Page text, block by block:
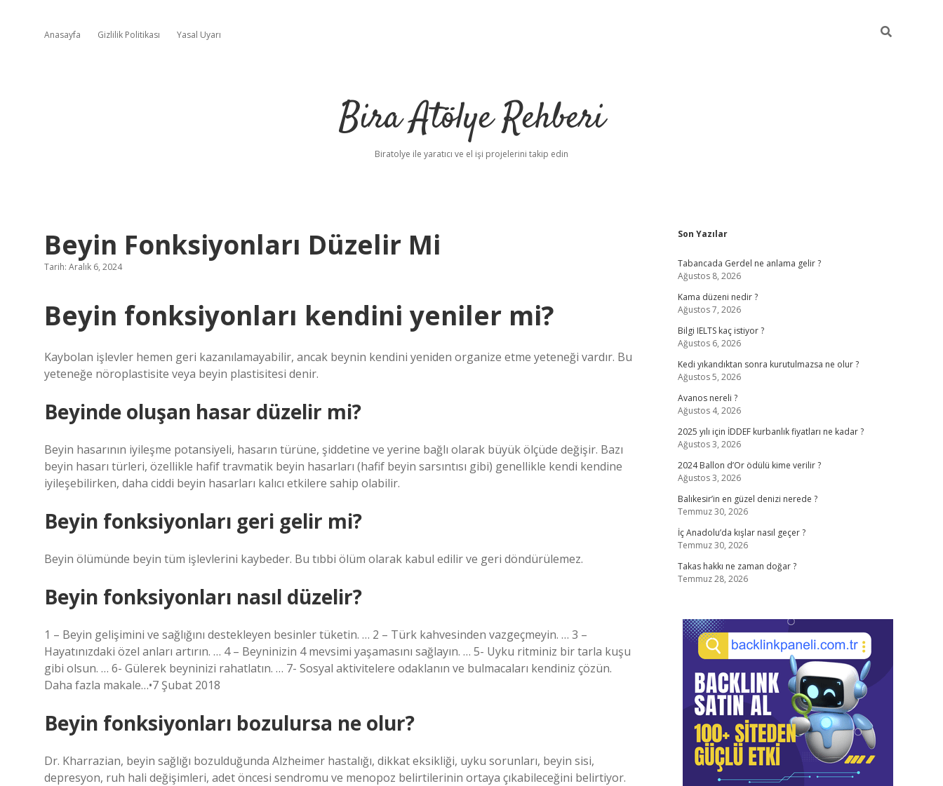
Anasayfa Gizlilik Politikası Yasal Uyarı
Bira Atölye Rehberi
Biratolye ile yaratıcı ve el işi projelerini takip edin
Beyin Fonksiyonları Düzelir Mi
Tarih: Aralık 6, 2024
Beyin fonksiyonları kendini yeniler mi?
Kaybolan işlevler hemen geri kazanılamayabilir, ancak beynin kendini yeniden organize etme yeteneği vardır. Bu
yeteneğe nöroplastisite veya beyin plastisitesi denir.
Beyinde oluşan hasar düzelir mi?
Beyin hasarının iyileşme potansiyeli, hasarın türüne, şiddetine ve yerine bağlı olarak büyük ölçüde değişir. Bazı
beyin hasarı türleri, özellikle hafif travmatik beyin hasarları (hafif beyin sarsıntısı gibi) genellikle kendi kendine
iyileşebilirken, daha ciddi beyin hasarları kalıcı etkilere sahip olabilir.
Beyin fonksiyonları geri gelir mi?
Beyin ölümünde beyin tüm işlevlerini kaybeder. Bu tıbbi ölüm olarak kabul edilir ve geri döndürülemez.
Beyin fonksiyonları nasıl düzelir?
1 – Beyin gelişimini ve sağlığını destekleyen besinler tüketin. … 2 – Türk kahvesinden vazgeçmeyin. … 3 –
Hayatınızdaki özel anları artırın. … 4 – Beyninizin 4 mevsimi yaşamasını sağlayın. … 5- Uyku ritminiz bir tarla kuşu
gibi olsun. … 6- Gülerek beyninizi rahatlatın. … 7- Sosyal aktivitelere odaklanın ve bulmacaları kendiniz çözün.
Daha fazla makale…•7 Şubat 2018
Beyin fonksiyonları bozulursa ne olur?
Dr. Kharrazian, beyin sağlığı bozulduğunda Alzheimer hastalığı, dikkat eksikliği, uyku sorunları, beyin sisi,
depresyon, ruh hali değişimleri, adet öncesi sendromu ve menopoz belirtilerinin ortaya çıkabileceğini belirtiyor.
Sidebar
Son Yazılar
Tabancada Gerdel ne anlama gelir ?
Ağustos 8, 2026
Kama düzeni nedir ?
Ağustos 7, 2026
Bilgi IELTS kaç istiyor ?
Ağustos 6, 2026
Kedi yıkandıktan sonra kurutulmazsa ne olur ?
Ağustos 5, 2026
Avanos nereli ?
Ağustos 4, 2026
2025 yılı için İDDEF kurbanlık fiyatları ne kadar ?
Ağustos 3, 2026
2024 Ballon d’Or ödülü kime verilir ?
Ağustos 3, 2026
Balıkesir’in en güzel denizi nerede ?
Temmuz 30, 2026
İç Anadolu’da kışlar nasıl geçer ?
Temmuz 30, 2026
Takas hakkı ne zaman doğar ?
Temmuz 28, 2026
betciBetexper giriş adresi